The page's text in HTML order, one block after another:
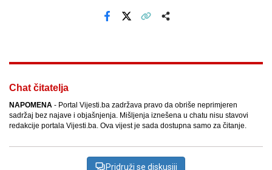
Chat čitatelja
NAPOMENA - Portal Vijesti.ba zadržava pravo da obriše neprimjeren
sadržaj bez najave i objašnjenja. Mišljenja iznešena u chatu nisu stavovi
redakcije portala Vijesti.ba. Ova vijest je sada dostupna samo za čitanje.
Pridruži se diskusiji